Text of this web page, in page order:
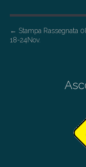
P
o
← Stampa Rassegnata
18-24Nov.